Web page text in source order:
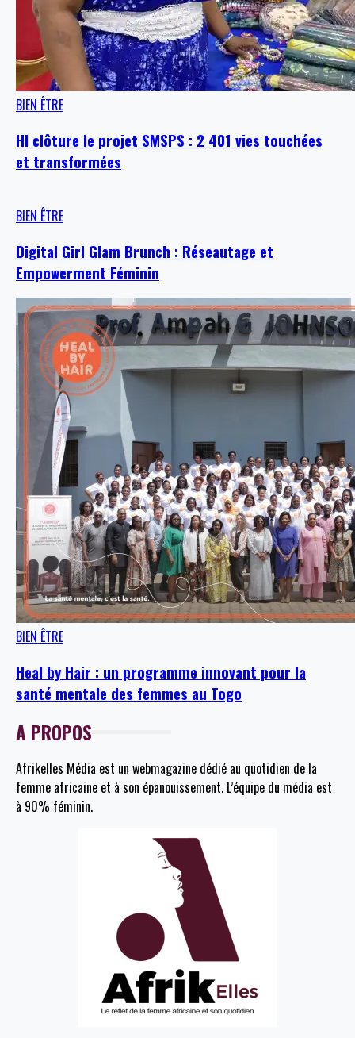
BIEN ÊTRE
HI clôture le projet SMSPS : 2 401 vies touchées
et transformées
BIEN ÊTRE
Digital Girl Glam Brunch : Réseautage et
Empowerment Féminin
BIEN ÊTRE
Heal by Hair : un programme innovant pour la
santé mentale des femmes au Togo
A PROPOS
Afrikelles Média est un webmagazine dédié au quotidien de la
femme africaine et à son épanouissement. L’équipe du média est
à 90% féminin.